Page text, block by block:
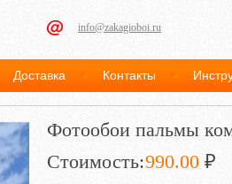
info@zakagioboi.ru
Доставка Контакты
Фотообои пальмы
Стоимость:990.00 ₽